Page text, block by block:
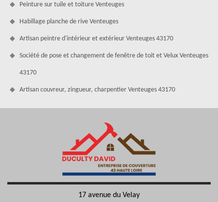
Peinture sur tuile et toiture Venteuges
Habillage planche de rive Venteuges
Artisan peintre d'intérieur et extérieur Venteuges 43170
Société de pose et changement de fenêtre de toit et Velux Venteuges
43170
Artisan couvreur, zingueur, charpentier Venteuges 43170
17 avenue du Velay